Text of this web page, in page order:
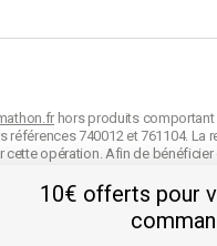
hors produits
740012 et 761104. La
cette opération. Afin de bénéficier
à nos
d’autres codes avantage et la
vente à tout moment et les
10€ offerts pour